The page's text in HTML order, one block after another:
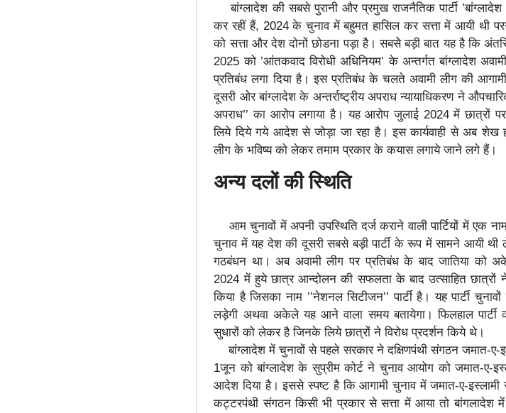
बांग्लादेश की सबसे पुरानी और प्रमुख राजनैतिक पार्टी
कर रहीं हैं, 2024 के चुनाव में बहुमत हासिल कर सत्ता में आयी थी
को सत्ता और देश दोनों छोडना पड़ा है। सबसेे बड़ी बात यह है कि
2025 को ’आंतकवाद विरोधी अधिनियम’ के अन्तर्गत बांग्लादेश
प्रतिबंध लगा दिया है। इस प्रतिबंध के चलते अवामी लीग की आगामी
दूसरी ओर बांग्लादेश के अन्तर्राष्ट्रीय अपराध न्यायाधिकरण ने
अपराध’’ का आरोप लगाया है। यह आरोप जुलाई 2024 में छात्रों
लिये दिये गये आदेश से जोड़ा जा रहा है। इस कार्यवाही से अब शेख
लीग के भविष्य को लेकर तमाम प्रकार के कयास लगाये जाने लगे हैं।
अन्य दलों की स्थिति
आम चुनावों में अपनी उपस्थिति दर्ज कराने वाली पार्टियों में एक
चुनाव में यह देश की दूसरी सबसे बड़ी पार्टी के रूप में सामने आयी थी
गठबंधन था। अब अवामी लीग पर प्रतिबंध के बाद जातिया को
2024 में हुये छात्र आन्दोलन की सफलता के बाद उत्साहित
किया है जिसका नाम ’’नेशनल सिटीजन’’ पार्टी है। यह पार्टी
लड़ेगी अथवा अकेले यह आने वाला समय बतायेगा। फिलहाल पार्टी
सुधारों को लेकर है जिनके लिये छात्रों ने विरोध प्रदर्शन किये थे।
बांग्लादेश में चुनावों से पहले सरकार ने दक्षिणपंथी संगठन जमात-ए-
1जून को बांग्लादेश के सुप्रीम कोर्ट ने चुनाव आयोग को जमात-ए-
आदेश दिया है। इससे स्पष्ट है कि आगामी चुनाव में जमात-ए-इस्लामी
कट्टरपंथी संगठन किसी भी प्रकार से सत्ता में आया तो बांगलादेश में